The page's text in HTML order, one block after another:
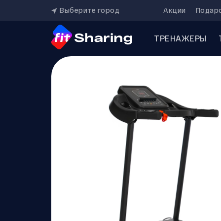
Выберите город Акции
ТРЕНАЖЕРЫ